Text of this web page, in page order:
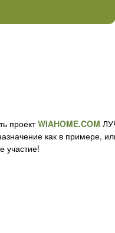
проектWIAHOME.COM
как в примере,
участие!